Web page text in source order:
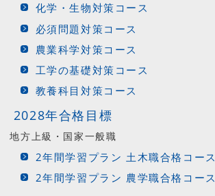
化学・生物対策コース
必須問題対策コース
農業科学対策コース
工学の基礎対策コース
教養科目対策コース
2028年合格目標
地方上級・国家一般職
2年間学習プラン 土木職合格コース
2年間学習プラン 農学職合格コース